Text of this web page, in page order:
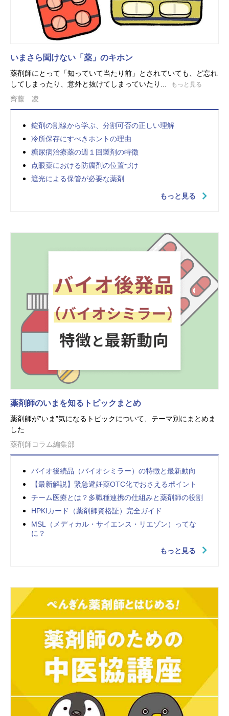
いまさら聞けない「薬」のキホン
薬剤師にとって「知っていて当たり前」とされていても、ど忘れ
してしまったり、意外と抜けてしまっていたり...
もっと見る
齊藤 凌
錠剤の割線から学ぶ、分割可否の正しい理解
冷所保存にすべきホントの理由
糖尿病治療薬の週１回製剤の特徴
点眼薬における防腐剤の位置づけ
遮光による保管が必要な薬剤
もっと見る
薬剤師のいまを知るトピックまとめ
薬剤師が”いま”気になるトピックについて、テーマ別にまとめま
した
薬剤師コラム編集部
バイオ後続品（バイオシミラー）の特徴と最新動向
【最新解説】緊急避妊薬OTC化でおさえるポイント
チーム医療とは？多職種連携の仕組みと薬剤師の役割
HPKIカード（薬剤師資格証）完全ガイド
MSL（メディカル・サイエンス・リエゾン）ってな
に？
もっと見る